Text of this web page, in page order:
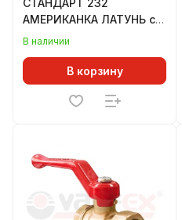
СТАНДАРТ 232
АМЕРИКАНКА ЛАТУНЬ с
накидной гайкой рычаг/
В наличии
В корзину